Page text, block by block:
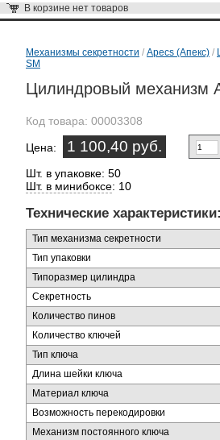
В корзине нет товаров
Механизмы секретности / Apecs (Апекс) /
SM
Цилиндровый механизм
Код товара: 00003308
Цена: 1 100,40 руб.
Шт. в упаковке: 50
Шт. в минибоксе: 10
Технические характеристики:
Тип механизма секретности
Тип упаковки
Типоразмер цилиндра
Секретность
Количество пинов
Количество ключей
Тип ключа
Длина шейки ключа
Материал ключа
Возможность перекодировки
Механизм постоянного ключа